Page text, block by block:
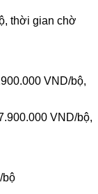
thời gian chờ
VND/bộ,
VND/bộ,